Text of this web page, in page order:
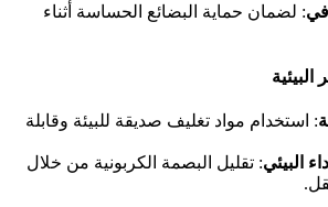
: لضمان حماية البضائع الحساسة أثناء
البيئية
: استخدام مواد تغليف صديقة للبيئة وقابلة
البيئي: تقليل البصمة الكربونية من خلال